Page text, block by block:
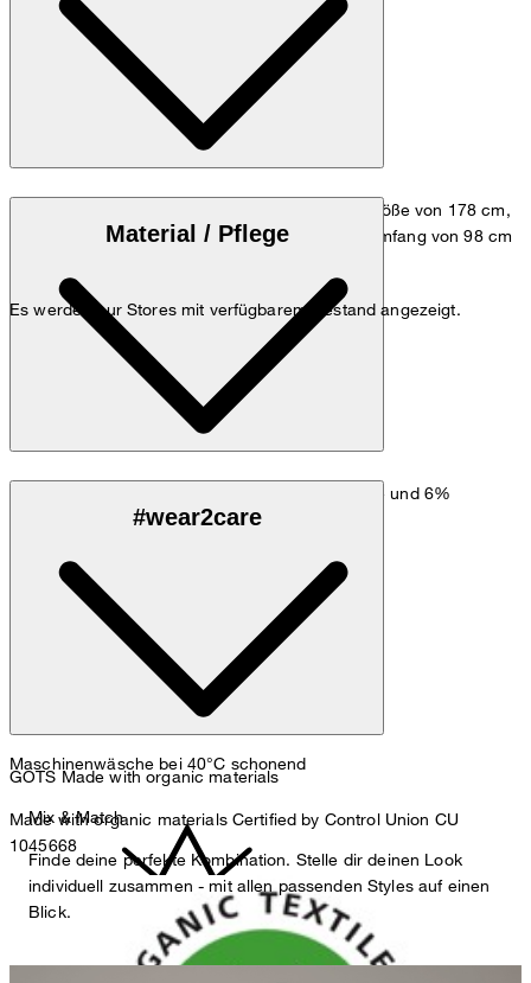
Es werden nur Stores mit verfügbarem Bestand angezeigt.
Das Model trägt die Größe M, bei einer Körpergröße von 178 cm,
einem Brustumfang von 98 cm und einem Hüftumfang von 98 cm
Größentabelle
Material / Pflege
Weicher Jersey-Stretch aus 94% Bio-Baumwolle und 6%
Elasthan, GOTS-zertifiziert
Maschinenwäsche bei 40°C schonend
#wear2care
GOTS Made with organic materials
Made with organic materials Certified by Control Union CU
1045668
Mix & Match
Finde deine perfekte Kombination. Stelle dir deinen Look
individuell zusammen - mit allen passenden Styles auf einen
Blick.